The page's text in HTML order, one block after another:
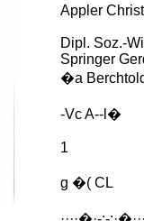
Appler
Dipl. Soz.-
Springer
�a
-Vc A--l�
1
g �( CL